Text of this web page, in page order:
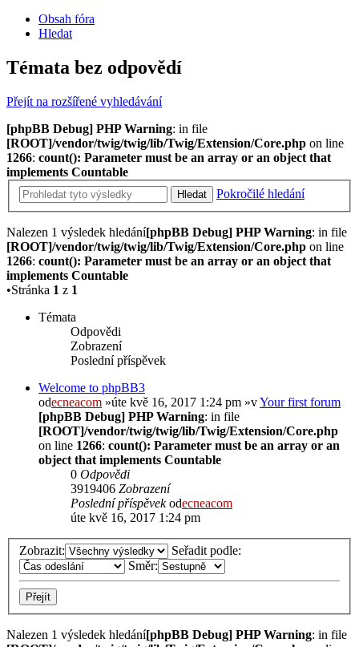
Obsah fóra
Hledat
Témata bez odpovědí
Přejít na rozšířené vyhledávání
[phpBB Debug] PHP Warning: in file
[ROOT]/vendor/twig/twig/lib/Twig/Extension/Core.php on line
1266: count(): Parameter must be an array or an object that
implements Countable
Hledat Pokročilé hledání
Nalezen 1 výsledek hledání[phpBB Debug] PHP Warning: in file
[ROOT]/vendor/twig/twig/lib/Twig/Extension/Core.php on line
1266: count(): Parameter must be an array or an object that
implements Countable
•Stránka 1 z 1
Témata
Odpovědi
Zobrazení
Poslední příspěvek
Welcome to phpBB3
odecneacom »úte kvě 16, 2017 1:24 pm »vYour first forum
[phpBB Debug] PHP Warning: in file
[ROOT]/vendor/twig/twig/lib/Twig/Extension/Core.php
on line 1266: count(): Parameter must be an array or an
object that implements Countable
0 Odpovědi
3919406 Zobrazení
Poslední příspěvekodecneacom
úte kvě 16, 2017 1:24 pm
Zobrazit:
Seřadit podle:
Směr:
Nalezen 1 výsledek hledání[phpBB Debug] PHP Warning: in file